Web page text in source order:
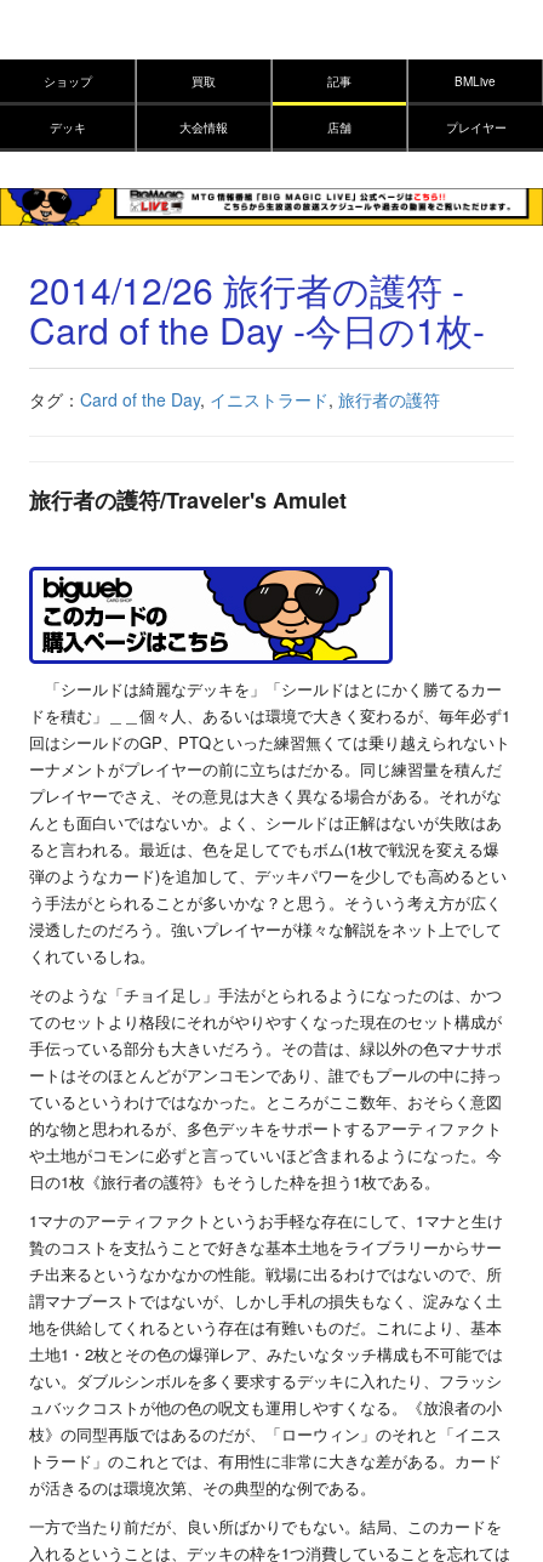
ショップ 買取 記事 BMLive
デッキ 大会情報 店舗 プレイヤー
2014/12/26 旅行者の護符 -
Card of the Day -今日の1枚-
タグ： Card of the Day, イニストラード, 旅行者の護符
旅行者の護符/Traveler's Amulet
「シールドは綺麗なデッキを」「シールドはとにかく勝てるカー
ドを積む」＿＿個々人、あるいは環境で大きく変わるが、毎年必ず1
回はシールドのGP、PTQといった練習無くては乗り越えられないト
ーナメントがプレイヤーの前に立ちはだかる。同じ練習量を積んだ
プレイヤーでさえ、その意見は大きく異なる場合がある。それがな
んとも面白いではないか。よく、シールドは正解はないが失敗はあ
ると言われる。最近は、色を足してでもボム(1枚で戦況を変える爆
弾のようなカード)を追加して、デッキパワーを少しでも高めるとい
う手法がとられることが多いかな？と思う。そういう考え方が広く
浸透したのだろう。強いプレイヤーが様々な解説をネット上でして
くれているしね。
そのような「チョイ足し」手法がとられるようになったのは、かつ
てのセットより格段にそれがやりやすくなった現在のセット構成が
手伝っている部分も大きいだろう。その昔は、緑以外の色マナサポ
ートはそのほとんどがアンコモンであり、誰でもプールの中に持っ
ているというわけではなかった。ところがここ数年、おそらく意図
的な物と思われるが、多色デッキをサポートするアーティファクト
や土地がコモンに必ずと言っていいほど含まれるようになった。今
日の1枚《旅行者の護符》もそうした枠を担う1枚である。
1マナのアーティファクトというお手軽な存在にして、1マナと生け
贄のコストを支払うことで好きな基本土地をライブラリーからサー
チ出来るというなかなかの性能。戦場に出るわけではないので、所
謂マナブーストではないが、しかし手札の損失もなく、淀みなく土
地を供給してくれるという存在は有難いものだ。これにより、基本
土地1・2枚とその色の爆弾レア、みたいなタッチ構成も不可能では
ない。ダブルシンボルを多く要求するデッキに入れたり、フラッシ
ュバックコストが他の色の呪文も運用しやすくなる。《放浪者の小
枝》の同型再版ではあるのだが、「ローウィン」のそれと「イニス
トラード」のこれとでは、有用性に非常に大きな差がある。カード
が活きるのは環境次第、その典型的な例である。
一方で当たり前だが、良い所ばかりでもない。結局、このカードを
入れるということは、デッキの枠を1つ消費していることを忘れては